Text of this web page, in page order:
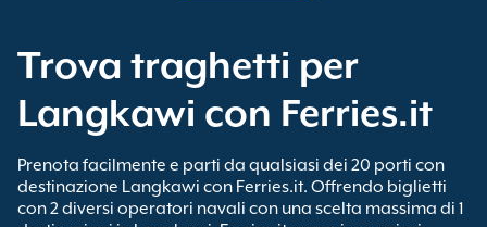
Trova traghetti per
Langkawi con Ferries.it
Prenota facilmente e parti da qualsiasi dei 20 porti con
destinazione Langkawi con Ferries.it. Offrendo biglietti
con 2 diversi operatori navali con una scelta massima di 1